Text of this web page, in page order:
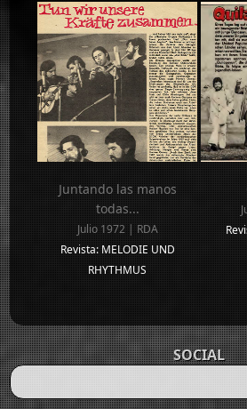
Juntando las manos
todas...
Julio 1972 | RDA
Revista: MELODIE UND
RHYTHMUS
SOCIAL